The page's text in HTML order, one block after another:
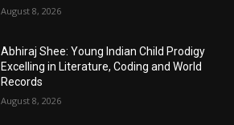
August 8, 2026
Abhiraj Shee: Young Indian Child Prodigy
Excelling in Literature, Coding and World
Records
August 8, 2026